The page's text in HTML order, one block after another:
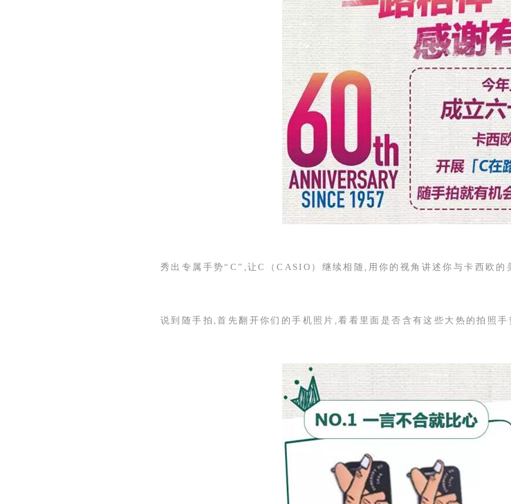
秀出专属手势“ C”,让C （CASIO ）继续相随,用你的视角讲述你与卡西欧的
说到随手拍,首先翻开你们的手机照片,看看里面是否含有这些大热的拍照手